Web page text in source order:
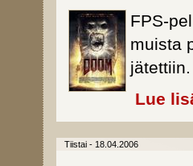
FPS-
muista
jätettiin.
Lue
Tiistai - 18.04.2006